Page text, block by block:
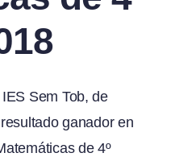
Sem Tob, de
ganador en
de 4º